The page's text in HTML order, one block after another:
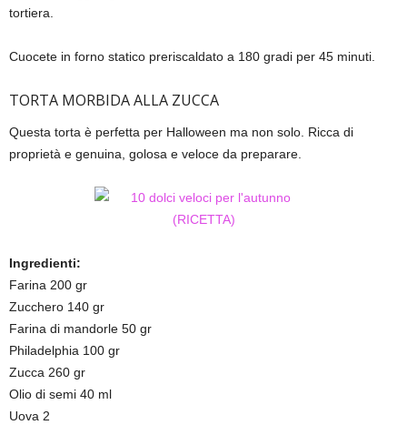
tortiera.
Cuocete in forno statico preriscaldato a 180 gradi per 45 minuti.
TORTA MORBIDA ALLA ZUCCA
Questa torta è perfetta per Halloween ma non solo. Ricca di
proprietà e genuina, golosa e veloce da preparare.
Ingredienti:
Farina 200 gr
Zucchero 140 gr
Farina di mandorle 50 gr
Philadelphia 100 gr
Zucca 260 gr
Olio di semi 40 ml
Uova 2